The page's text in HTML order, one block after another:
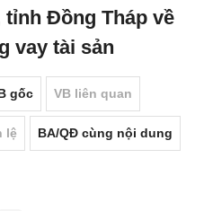
Đồng Tháp về
vay tài sản
gốc VB liên quan
lệ BA/QĐ cùng nội dung